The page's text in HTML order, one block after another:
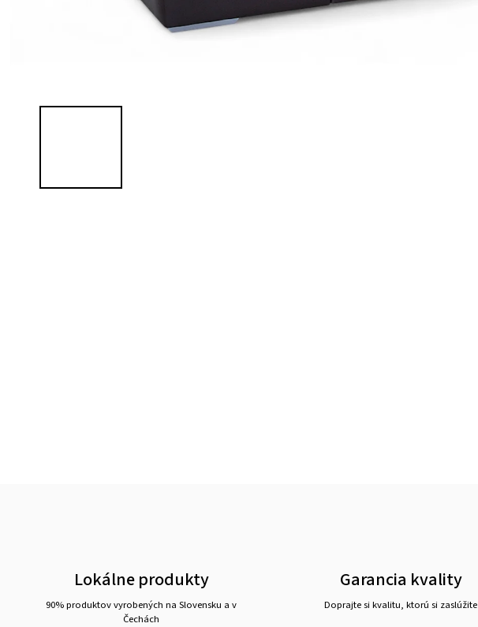
Lokálne produkty
90% produktov vyrobených na Slovensku a v
Čechách
Garancia kvality
Doprajte si kvalitu, ktorú si zaslúžite